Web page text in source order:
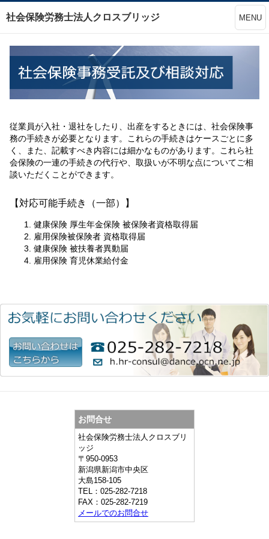
社会保険労務士法人クロスブリッジ MENU
従業員が入社・退社をしたり、出産をするときには、社会保険事
務の手続きが必要となります。これらの手続きはケースごとに多
く、また、記載すべき内容には細かなものがあります。これら社
会保険の一連の手続きの代行や、取扱いが不明な点についてご相
談いただくことができます。
【対応可能手続き（一部）】
健康保険 厚生年金保険 被保険者資格取得届
雇用保険被保険者 資格取得届
健康保険 被扶養者異動届
雇用保険 育児休業給付金
お問合せ
社会保険労務士法人クロスブリ
ッジ
〒 950-0953
新潟県新潟市中央区
大島158-105
TEL： 025-282-7218
FAX： 025-282-7219
メールでのお問合せ